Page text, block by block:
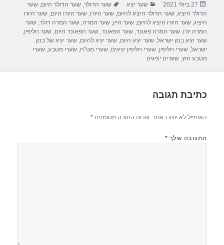
e
b
o
o
er
e
פורסם
בתאריך
27 ביולי 2021 קטגוריות
שער יציג תגיות
שער הדולר,שער הדולר היום,שער
הדולר היציג,שער הדולר היציג להיום,שער היורו,שער היורו היום,שער היורו
היציג,שער היורו היציג להיום,שער היין,שער המרה,שער המרה דולר,שער
המרה יורו,שער המרה פאונד,שער הפאונד,שער הפאונד היום,שער חליפין,
שער יציג בנק ישראל,שער יציג היום,שער יציג להיום,שער יציג של בנק
ישראל,שערי חליפין,שערי חליפין יציגים,שערי מט"ח,שערי מטבע,שערי
מטבע חוץ,שערים יציגים
כתיבת תגובה
האימייל לא יוצג באתר. שדות החובה מסומנים*
התגובה שלך *